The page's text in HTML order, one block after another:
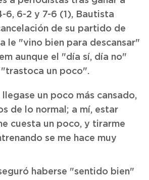
6, 6-2 y 7-6 (1), Bautista
de su partido de
le "vino bien para descansar"
aunque el "día sí, día no"
"trastoca un poco".
un poco más cansado,
de lo normal; a mí, estar
cuesta un poco, y tirarme
se me hace muy
haberse "sentido bien"